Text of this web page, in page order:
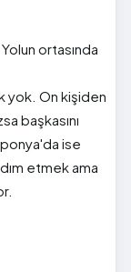
ortasında
yok. On kişiden
başkasını
ise
etmek ama